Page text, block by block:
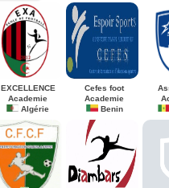
EXCELLENCE
Academie
Algérie
Cefes foot
Academie
Benin